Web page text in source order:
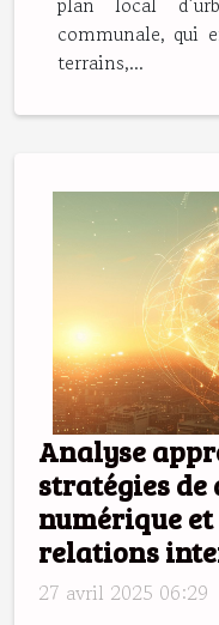
communale, qui
terrains,...
Analyse
stratégies
numérique
relations
27 avril 2025 06:29